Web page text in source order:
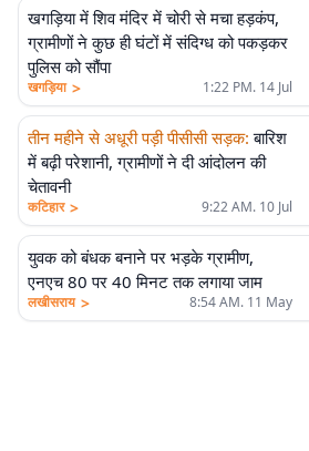
खगड़िया में शिव मंदिर में चोरी से मचा हड़कंप,
ग्रामीणों ने कुछ ही घंटों में संदिग्ध को पकड़कर
पुलिस को सौंपा
खगड़िया > 1:22 PM. 14 Jul
तीन महीने से अधूरी पड़ी पीसीसी सड़क: बारिश
में बढ़ी परेशानी, ग्रामीणों ने दी आंदोलन की
चेतावनी
कटिहार > 9:22 AM. 10 Jul
युवक को बंधक बनाने पर भड़के ग्रामीण,
एनएच 80 पर 40 मिनट तक लगाया जाम
लखीसराय > 8:54 AM. 11 May